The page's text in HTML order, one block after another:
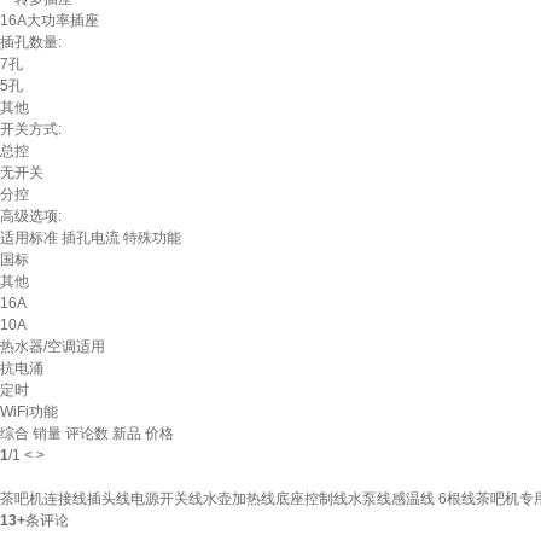
16A大功率插座
插孔数量:
7孔
5孔
其他
开关方式:
总控
无开关
分控
高级选项:
适用标准 插孔电流 特殊功能
国标
其他
16A
10A
热水器/空调适用
抗电涌
定时
WiFi功能
综合 销量 评论数 新品 价格
1/1 < >
茶吧机连接线插头线电源开关线水壶加热线底座控制线水泵线感温线 6根线茶吧机专
13+条评论